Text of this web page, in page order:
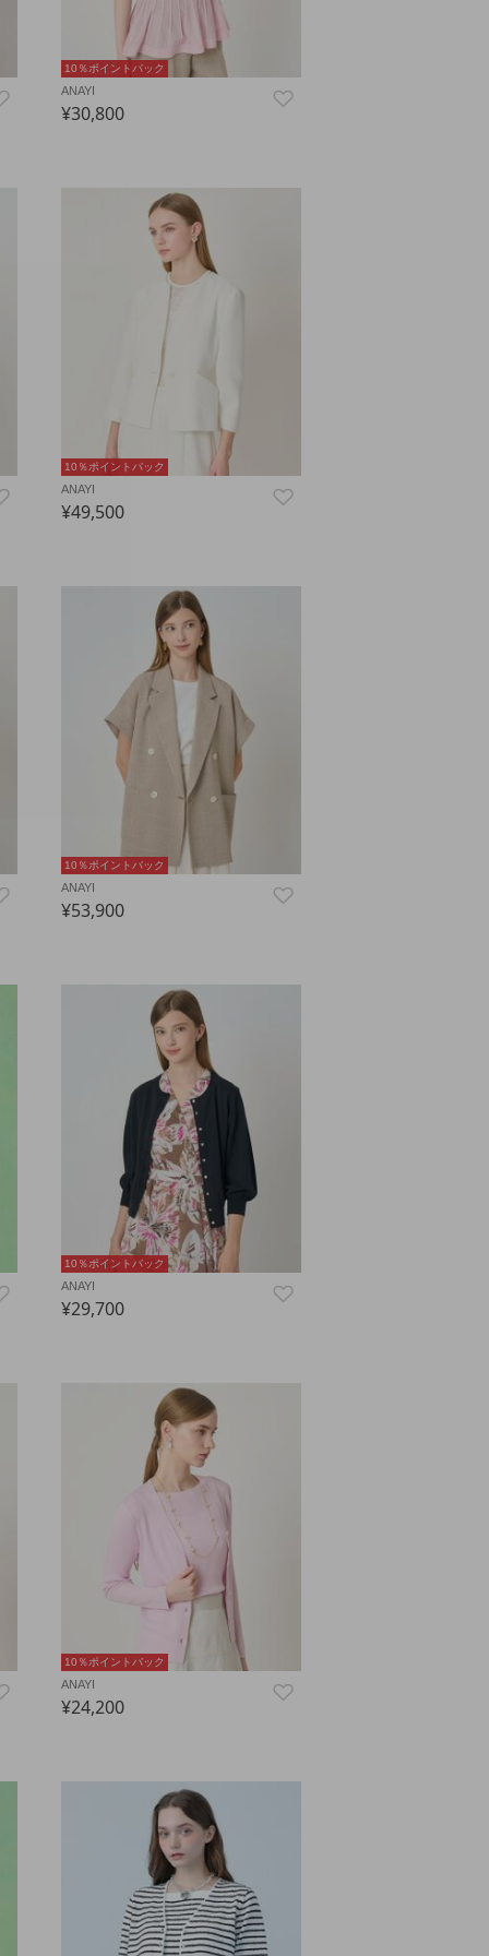
10％ポイントバック
ANAYI
¥30,800
10％ポイントバック
ANAYI
¥49,500
10％ポイントバック
ANAYI
¥53,900
10％ポイントバック
ANAYI
¥29,700
10％ポイントバック
ANAYI
¥24,200